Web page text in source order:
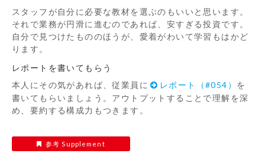
スタッフが自分に必要な教材を選ぶのもいいと思います。
それで業務が円滑に進むのであれば、安すぎる投資です。
自分で見つけたもののほうが、愛着がわいて学習もはかど
ります。
レポートを書いてもらう
本人にその気があれば、従業員に
レポート（#054） を
書いてもらいましょう。アウトプットすることで理解を深
め、要約する構成力もつきます。
参考 Supplement